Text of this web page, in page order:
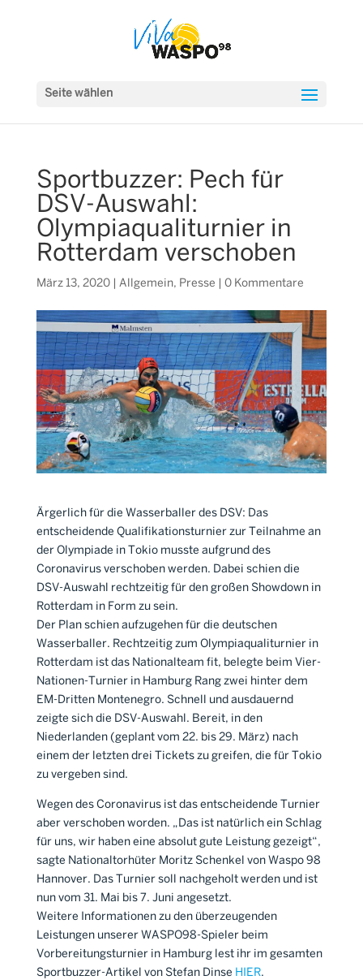
Seite wählen
Sportbuzzer: Pech für
DSV-Auswahl:
Olympiaqualiturnier in
Rotterdam verschoben
März 13, 2020| Allgemein, Presse 0 Kommentare
Ärgerlich für die Wasserballer des DSV: Das
entscheidende Qualifikationsturnier zur Teilnahme an
der Olympiade in Tokio musste aufgrund des
Coronavirus verschoben werden. Dabei schien die
DSV-Auswahl rechtzeitig für den großen Showdown in
Rotterdam in Form zu sein.
Der Plan schien aufzugehen für die deutschen
Wasserballer. Rechtzeitig zum Olympiaqualiturnier in
Rotterdam ist das Nationalteam fit, belegte beim Vier-
Nationen-Turnier in Hamburg Rang zwei hinter dem
EM-Dritten Montenegro. Schnell und ausdauernd
zeigte sich die DSV-Auswahl. Bereit, in den
Niederlanden (geplant vom 22. bis 29. März) nach
einem der letzten drei Tickets zu greifen, die für Tokio
zu vergeben sind.
Wegen des Coronavirus ist das entscheidende Turnier
aber verschoben worden. „Das ist natürlich ein Schlag
für uns, wir haben eine absolut gute Leistung gezeigt“,
sagte Nationaltorhüter Moritz Schenkel von Waspo 98
Hannover. Das Turnier soll nachgeholt werden und ist
nun vom 31. Mai bis 7. Juni angesetzt.
Weitere Informationen zu den überzeugenden
Leistungen unserer WASPO98-Spieler beim
Vorbereitungsturnier in Hamburg lest ihr im gesamten
Sportbuzzer-Artikel von Stefan Dinse HIER.